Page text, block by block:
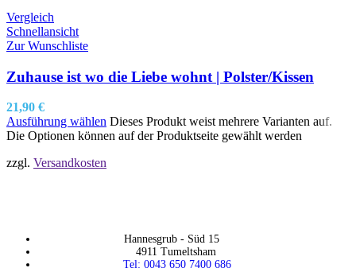
Vergleich
Schnellansicht
Zur Wunschliste
Zuhause ist wo die Liebe wohnt | Polster/Kissen
21,90 €
Ausführung wählen Dieses Produkt weist mehrere Varianten auf.
Die Optionen können auf der Produktseite gewählt werden
zzgl. Versandkosten
Hannesgrub - Süd 15
4911 Tumeltsham
Tel: 0043 650 7400 686